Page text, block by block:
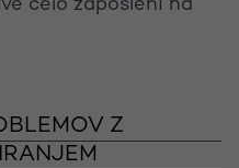
celo zaposleni na
Z